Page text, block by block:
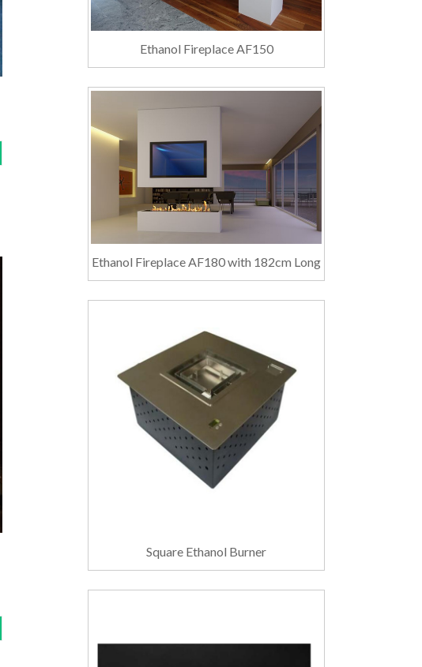
Ethanol Fireplace AF150
Ethanol Fireplace AF180 with 182cm Long
Square Ethanol Burner